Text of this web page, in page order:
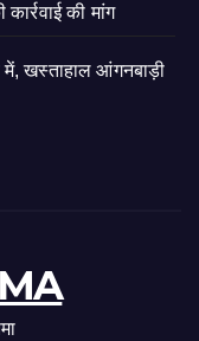
की मांग
में, खस्ताहाल आंगनबाड़ी